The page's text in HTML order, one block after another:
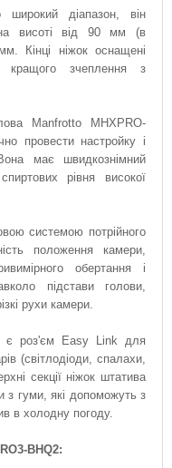
діапазон, він
висоті від 90 мм (в
Кінці ніжок оснащені
кращого зчеплення з
Manfrotto MHXPRO-
провести настройку і
має швидкознімний
рівня високої
системою потрійного
положення камери,
обертання і
підстави голови,
рухи камери.
є роз'єм Easy Link для
(світлодіоди, спалахи,
секції ніжок штатива
з гуми, які допоможуть з
в холодну погоду.
BHQ2: